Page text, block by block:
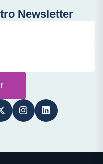
Newsletter